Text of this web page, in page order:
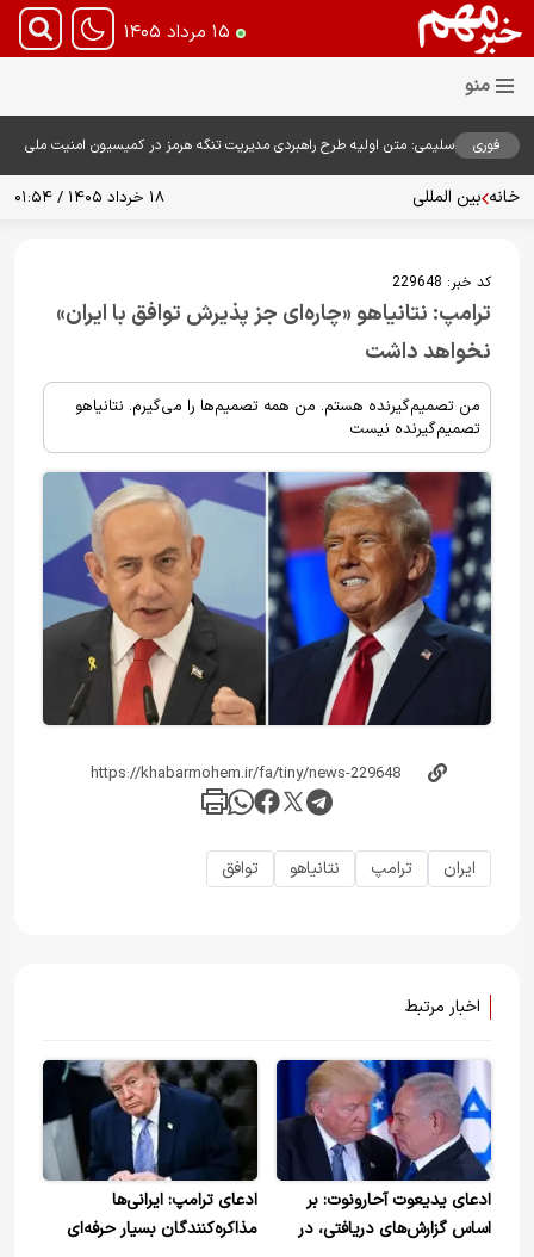
۱۵ مرداد ۱۴۰۵
فوری
سلیمی: متن اولیه طرح راهبردی مدیریت تنگه هرمز در کمیسیون امنیت ملی
خانه بین المللی ۱۸ خرداد ۱۴۰۵ / ۰۱:۵۴
کد خبر: 229648
ترامپ: نتانیاهو «چاره‌ای جز پذیرش توافق با ایران»
نخواهد داشت
من تصمیم‌گیرنده هستم. من همه تصمیم‌ها را می‌گیرم. نتانیاهو
تصمیم‌گیرنده نیست
ایران ترامپ نتانیاهو توافق
اخبار مرتبط
ادعای یدیعوت آحارونوت: بر
اساس گزارش‌های دریافتی، در
ادعای ترامپ: ایرانی‌ها
مذاکره‌کنندگان بسیار حرفه‌ای